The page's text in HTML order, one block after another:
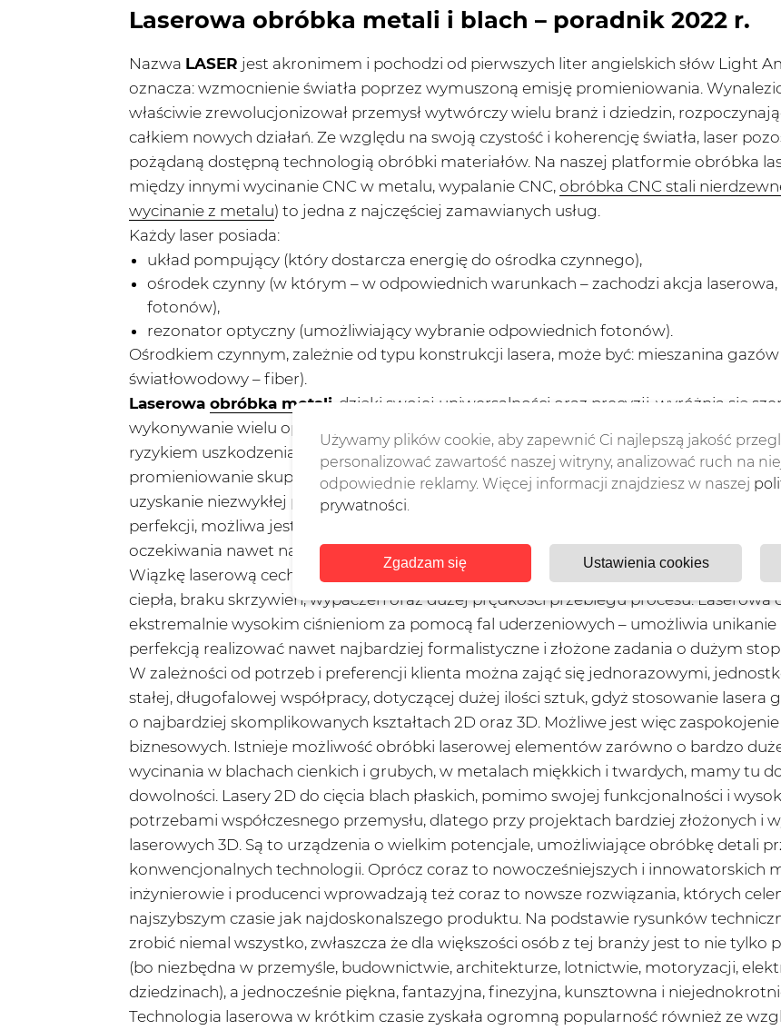
Laserowa obróbka metali i blach – poradnik 2022 r.
Nazwa LASER jest akronimem i pochodzi od pierwszych liter angielskich słów Light
oznacza: wzmocnienie światła poprzez wymuszoną emisję promieniowania.
właściwie zrewolucjonizował przemysł wytwórczy wielu branż i dziedzin,
całkiem nowych działań. Ze względu na swoją czystość i koherencję światła, laser
pożądaną dostępną technologią obróbki materiałów. Na naszej platformie obróbka
między innymi wycinanie CNC w metalu, wypalanie CNC, obróbka CNC stali
wycinanie z metalu) to jedna z najczęściej zamawianych usług.
Każdy laser posiada:
układ pompujący (który dostarcza energię do ośrodka czynnego),
ośrodek czynny (w którym – w odpowiednich warunkach – zachodzi akcja
fotonów),
rezonator optyczny (umożliwiający wybranie odpowiednich fotonów).
Ośrodkiem czynnym, zależnie od typu konstrukcji lasera, może być: mieszanina gazów
światłowodowy – fiber).
Laserowa obróbka metali , dzięki swojej uniwersalności oraz precyzji, wyróżnia się
wykonywanie wielu operacji technologicznych. Obróbka metali i blach za pomocą
ryzykiem uszkodzenia i deformacji sąsiednich elementów, czego możemy uniknąć,
promieniowanie skupione jest selektywnie do naprawdę niewielkich, wymaganych
uzyskanie niezwykłej precyzji na wybranych fragmentach materiałów. Dzięki tej
perfekcji, możliwa jest realizacja zleceń z wielorakich dziedzin, a przy okazji w
oczekiwania nawet najbardziej wymagających klientów.
Wiązkę laserową cechuje duża gęstość energii, co umożliwia kształtowanie trudno
ciepła, braku skrzywień, wypaczeń oraz dużej prędkości przebiegu procesu.
ekstremalnie wysokim ciśnieniom za pomocą fal uderzeniowych – umożliwia
perfekcją realizować nawet najbardziej formalistyczne i złożone zadania o dużym
W zależności od potrzeb i preferencji klienta można zająć się jednorazowymi,
stałej, długofalowej współpracy, dotyczącej dużej ilości sztuk, gdyż stosowanie
o najbardziej skomplikowanych kształtach 2D oraz 3D. Możliwe jest więc
biznesowych. Istnieje możliwość obróbki laserowej elementów zarówno o bardzo
wycinania w blachach cienkich i grubych, w metalach miękkich i twardych, mamy tu
dowolności. Lasery 2D do cięcia blach płaskich, pomimo swojej funkcjonalności i
potrzebami współczesnego przemysłu, dlatego przy projektach bardziej złożonych i
laserowych 3D. Są to urządzenia o wielkim potencjale, umożliwiające obróbkę detali
konwencjonalnych technologii. Oprócz coraz to nowocześniejszych i innowatorskich
inżynierowie i producenci wprowadzają też coraz to nowsze rozwiązania, których
najszybszym czasie jak najdoskonalszego produktu. Na podstawie rysunków
zrobić niemal wszystko, zwłaszcza że dla większości osób z tej branży jest to nie tylko
(bo niezbędna w przemyśle, budownictwie, architekturze, lotnictwie, motoryzacji,
dziedzinach), a jednocześnie piękna, fantazyjna, finezyjna, kunsztowna i
Technologia laserowa w krótkim czasie zyskała ogromną popularność również ze
Używamy plików cookie, aby zapewnić Ci najlepszą jakość
personalizować zawartość naszej witryny, analizować ruch na
odpowiednie reklamy. Więcej informacji znajdziesz w naszej
prywatności.
Zgadzam się Ustawienia cookies